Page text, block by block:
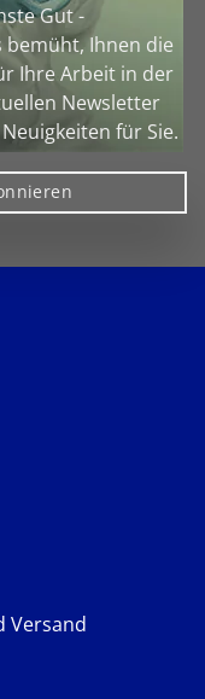
Gut -
bemüht, Ihnen die
Ihre Arbeit in der
Newsletter
für Sie.
Versand